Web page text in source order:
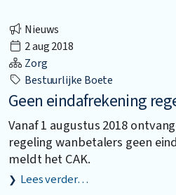
Nieuws
2 aug 2018
Zorg
Bestuurlijke Boete
Geen eindafrekening
Vanaf 1 augustus 2018
regeling wanbetalers geen
meldt het CAK.
Lees verder…